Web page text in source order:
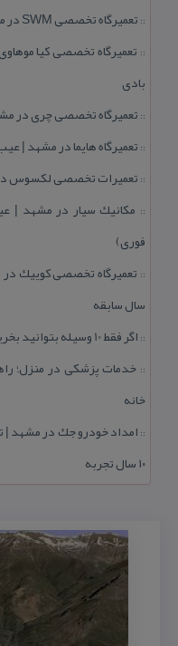
:: تعمیرگاه تخصصی SWM در مشهد | تعمیر موتور، گیربكس و عیب‌یابی برق
:: تعمیرگاه تخصصی كیا
بادی
:: تعمیرگاه تخصصی چری در مشهد | ۱۰ سال تجربه و
::تعمیرگاه هایما در مشهد |
:: تعمیرات تخصصی لكسوس
:: مكانیك سیار در مشهد |
فوری)
::
سال سابقه
:: اگر فقط 10 وسیله بتوانید بخرید، اولویت با كدام تجهیزات است؟
:: خدمات پزشكی در منزل؛
خانه
::
۱۰ سال تجربه